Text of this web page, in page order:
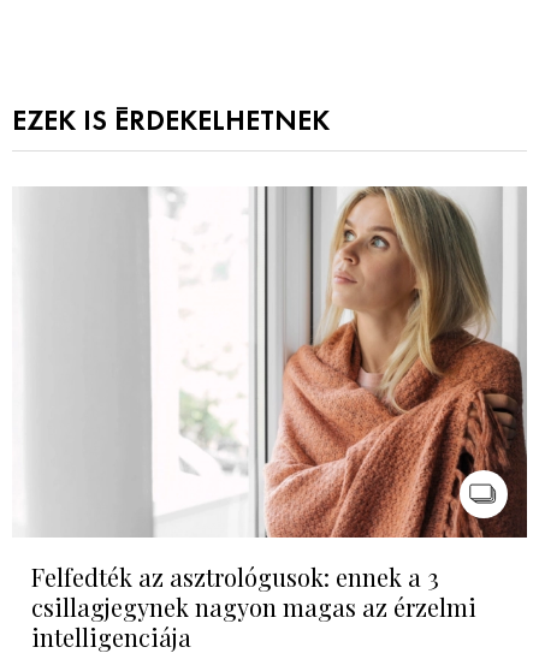
EZEK IS ÉRDEKELHETNEK
Felfedték az asztrológusok: ennek a 3
csillagjegynek nagyon magas az érzelmi
intelligenciája